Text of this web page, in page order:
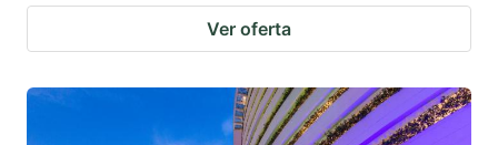
Ver oferta